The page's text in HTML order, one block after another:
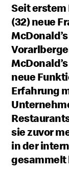
Seit erstem
(32) neue
neue
Erfahrung
sie zuvor
in der
gesammelt